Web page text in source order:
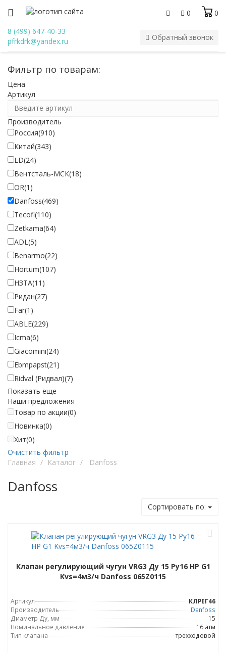
0
0
8 (499) 647-40-33
pfrkdrk@yandex.ru
Обратный звонок
Фильтр по товарам:
Цена
Артикул
Производитель
Россия(910)
Китай(343)
LD(24)
Вентсталь-МСК(18)
OR(1)
Danfoss(469)
Tecofi(110)
Zetkama(64)
ADL(5)
Benarmo(22)
Hortum(107)
НЗТА(11)
Ридан(27)
Far(1)
ABLE(229)
Icma(6)
Giacomini(24)
Ebmpapst(21)
Ridval (Ридвал)(7)
Показать еще
Наши предложения
Товар по акции(0)
Новинка(0)
Хит(0)
Очистить фильтр
Главная / Каталог / Danfoss
Danfoss
Cортировать по:
Клапан регулирующий чугун VRG3 Ду 15 Ру16 НР G1
Kvs=4м3/ч Danfoss 065Z0115
Артикул
КЛРЕГ46
Производитель
Danfoss
Диаметр Ду, мм
15
Номинальное давление
16 атм
Тип клапана
трехходовой